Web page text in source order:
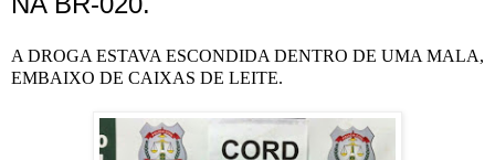
A DROGA ESTAVA ESCONDIDA DENTRO DE UMA MALA,
EMBAIXO DE CAIXAS DE LEITE.